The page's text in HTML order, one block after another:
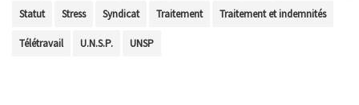
Statut Stress Syndicat Traitement Traitement et indemnités
Télétravail U.N.S.P. UNSP